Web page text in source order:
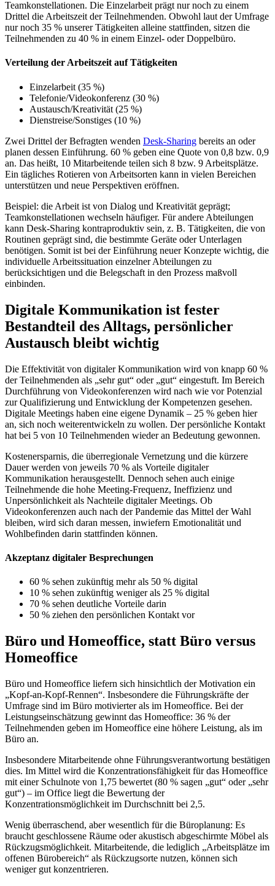
Teamkonstellationen. Die Einzelarbeit prägt nur noch zu einem
Drittel die Arbeitszeit der Teilnehmenden. Obwohl laut der Umfrage
nur noch 35 % unserer Tätigkeiten alleine stattfinden, sitzen die
Teilnehmenden zu 40 % in einem Einzel- oder Doppelbüro.
Verteilung der Arbeitszeit auf Tätigkeiten
Einzelarbeit (35 %)
Telefonie/Videokonferenz (30 %)
Austausch/Kreativität (25 %)
Dienstreise/Sonstiges (10 %)
Zwei Drittel der Befragten wenden Desk-Sharing bereits an oder
planen dessen Einführung. 60 % geben eine Quote von 0,8 bzw. 0,9
an. Das heißt, 10 Mitarbeitende teilen sich 8 bzw. 9 Arbeitsplätze.
Ein tägliches Rotieren von Arbeitsorten kann in vielen Bereichen
unterstützen und neue Perspektiven eröffnen.
Beispiel: die Arbeit ist von Dialog und Kreativität geprägt;
Teamkonstellationen wechseln häufiger. Für andere Abteilungen
kann Desk-Sharing kontraproduktiv sein, z. B. Tätigkeiten, die von
Routinen geprägt sind, die bestimmte Geräte oder Unterlagen
benötigen. Somit ist bei der Einführung neuer Konzepte wichtig, die
individuelle Arbeitssituation einzelner Abteilungen zu
berücksichtigen und die Belegschaft in den Prozess maßvoll
einbinden.
Digitale Kommunikation ist fester
Bestandteil des Alltags, persönlicher
Austausch bleibt wichtig
Die Effektivität von digitaler Kommunikation wird von knapp 60 %
der Teilnehmenden als „sehr gut“ oder „gut“ eingestuft. Im Bereich
Durchführung von Videokonferenzen wird nach wie vor Potenzial
zur Qualifizierung und Entwicklung der Kompetenzen gesehen.
Digitale Meetings haben eine eigene Dynamik – 25 % geben hier
an, sich noch weiterentwickeln zu wollen. Der persönliche Kontakt
hat bei 5 von 10 Teilnehmenden wieder an Bedeutung gewonnen.
Kostenersparnis, die überregionale Vernetzung und die kürzere
Dauer werden von jeweils 70 % als Vorteile digitaler
Kommunikation herausgestellt. Dennoch sehen auch einige
Teilnehmende die hohe Meeting-Frequenz, Ineffizienz und
Unpersönlichkeit als Nachteile digitaler Meetings. Ob
Videokonferenzen auch nach der Pandemie das Mittel der Wahl
bleiben, wird sich daran messen, inwiefern Emotionalität und
Wohlbefinden darin stattfinden können.
Akzeptanz digitaler Besprechungen
60 % sehen zukünftig mehr als 50 % digital
10 % sehen zukünftig weniger als 25 % digital
70 % sehen deutliche Vorteile darin
50 % ziehen den persönlichen Kontakt vor
Büro und Homeoffice, statt Büro versus
Homeoffice
Büro und Homeoffice liefern sich hinsichtlich der Motivation ein
„Kopf-an-Kopf-Rennen“. Insbesondere die Führungskräfte der
Umfrage sind im Büro motivierter als im Homeoffice. Bei der
Leistungseinschätzung gewinnt das Homeoffice: 36 % der
Teilnehmenden geben im Homeoffice eine höhere Leistung, als im
Büro an.
Insbesondere Mitarbeitende ohne Führungsverantwortung bestätigen
dies. Im Mittel wird die Konzentrationsfähigkeit für das Homeoffice
mit einer Schulnote von 1,75 bewertet (80 % sagen „gut“ oder „sehr
gut“) – im Office liegt die Bewertung der
Konzentrationsmöglichkeit im Durchschnitt bei 2,5.
Wenig überraschend, aber wesentlich für die Büroplanung: Es
braucht geschlossene Räume oder akustisch abgeschirmte Möbel als
Rückzugsmöglichkeit. Mitarbeitende, die lediglich „Arbeitsplätze im
offenen Bürobereich“ als Rückzugsorte nutzen, können sich
weniger gut konzentrieren.